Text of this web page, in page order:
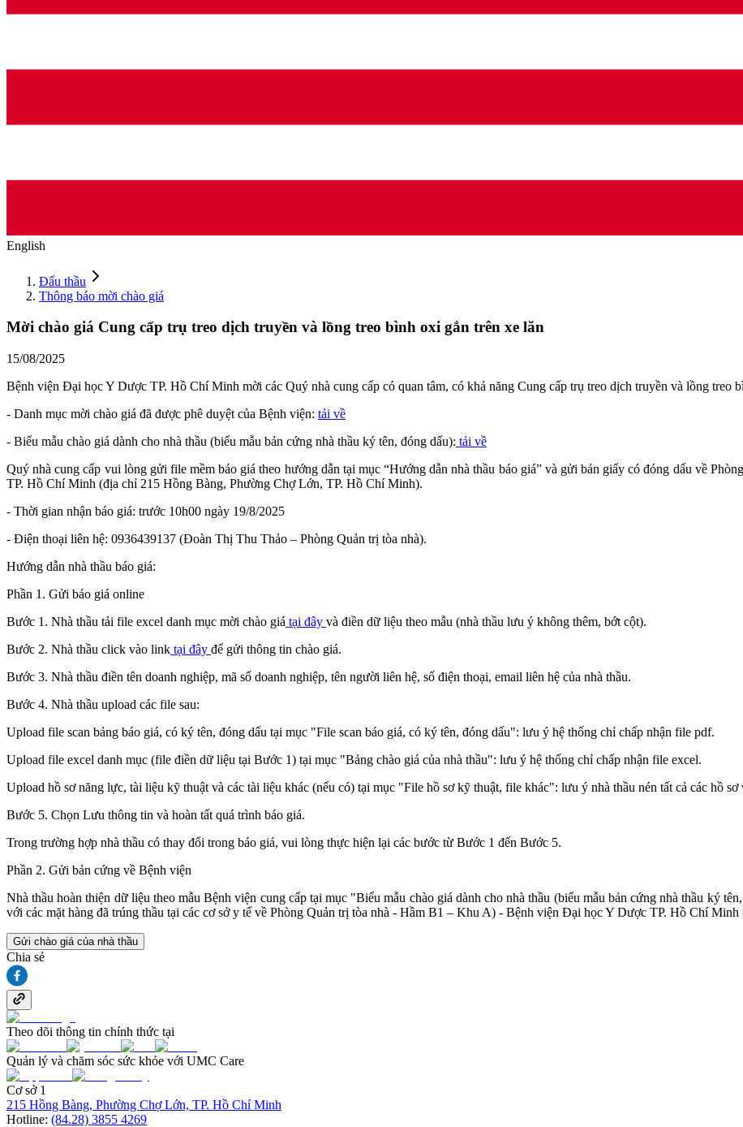
English
Đấu thầu
Thông báo mời chào giá
Mời chào giá Cung cấp trụ treo dịch truyền và lồng treo bình oxi gắn trên xe lăn
15/08/2025
Bệnh viện Đại học Y Dược TP. Hồ Chí Minh mời các Quý nhà cung cấp có quan tâm, có khả năng Cung cấp trụ treo dịch truyền và lồng treo
- Danh mục mời chào giá đã được phê duyệt của Bệnh viện: tải về
- Biểu mẫu chào giá dành cho nhà thầu (biểu mẫu bản cứng nhà thầu ký tên, đóng dấu): tải về
Quý nhà cung cấp vui lòng gửi file mềm báo giá theo hướng dẫn tại mục “Hướng dẫn nhà thầu báo giá” và gửi bản giấy có đóng dấu về
TP. Hồ Chí Minh (địa chỉ 215 Hồng Bàng, Phường Chợ Lớn, TP. Hồ Chí Minh).
- Thời gian nhận báo giá: trước 10h00 ngày 19/8/2025
- Điện thoại liên hệ: 0936439137 (Đoàn Thị Thu Thảo – Phòng Quản trị tòa nhà).
Hướng dẫn nhà thầu báo giá:
Phần 1. Gửi báo giá online
Bước 1. Nhà thầu tải file excel danh mục mời chào giá tại đây và điền dữ liệu theo mẫu (nhà thầu lưu ý không thêm, bớt cột).
Bước 2. Nhà thầu click vào link tại đây để gửi thông tin chào giá.
Bước 3. Nhà thầu điền tên doanh nghiệp, mã số doanh nghiệp, tên người liên hệ, số điện thoại, email liên hệ của nhà thầu.
Bước 4. Nhà thầu upload các file sau:
Upload file scan bảng báo giá, có ký tên, đóng dấu tại mục "File scan báo giá, có ký tên, đóng dấu": lưu ý hệ thống chỉ chấp nhận file pdf.
Upload file excel danh mục (file điền dữ liệu tại Bước 1) tại mục "Bảng chào giá của nhà thầu": lưu ý hệ thống chỉ chấp nhận file excel.
Upload hồ sơ năng lực, tài liệu kỹ thuật và các tài liệu khác (nếu có) tại mục "File hồ sơ kỹ thuật, file khác": lưu ý nhà thầu nén tất cả các hồ
Bước 5. Chọn Lưu thông tin và hoàn tất quá trình báo giá.
Trong trường hợp nhà thầu có thay đổi trong báo giá, vui lòng thực hiện lại các bước từ Bước 1 đến Bước 5.
Phần 2. Gửi bản cứng về Bệnh viện
Nhà thầu hoàn thiện dữ liệu theo mẫu Bệnh viện cung cấp tại mục "Biểu mẫu chào giá dành cho nhà thầu (biểu mẫu bản cứng nhà thầu ký
với các mặt hàng đã trúng thầu tại các cơ sở y tế về Phòng Quản trị tòa nhà - Hầm B1 – Khu A) - Bệnh viện Đại học Y Dược TP. Hồ Chí
Gửi chào giá của nhà thầu
Chia sẻ
Theo dõi thông tin chính thức tại
Quản lý và chăm sóc sức khỏe với UMC Care
Cơ sở 1
215 Hồng Bàng, Phường Chợ Lớn, TP. Hồ Chí Minh
Hotline: (84.28) 3855 4269